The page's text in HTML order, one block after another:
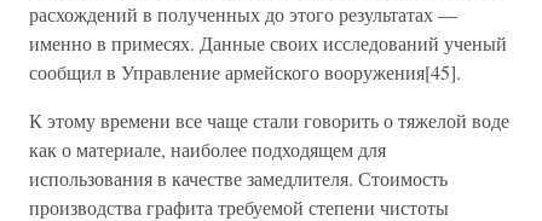
расхождений в полученных до этого результатах —
именно в примесях. Данные своих исследований ученый
сообщил в Управление армейского вооружения[45].
К этому времени все чаще стали говорить о тяжелой воде
как о материале, наиболее подходящем для
использования в качестве замедлителя. Стоимость
производства графита требуемой степени чистоты